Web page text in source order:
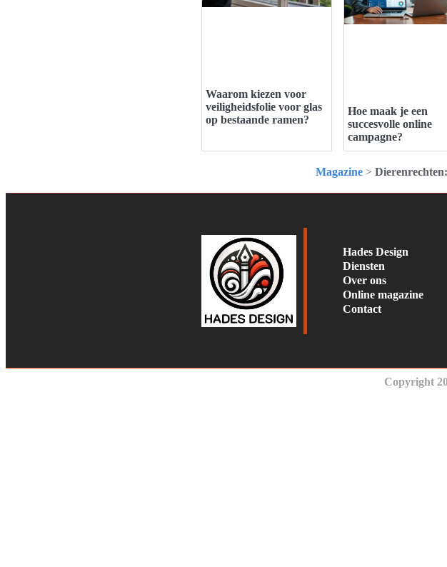
Waarom kiezen voor
veiligheidsfolie voor glas
op bestaande ramen?
Hoe maak je een
succesvolle online
campagne?
Magazine >
Hades Design
Diensten
Over ons
Online magazine
Contact
Copyright